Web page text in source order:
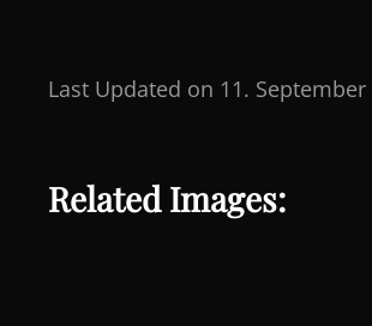
Last Updated on 11. September
Related Images: